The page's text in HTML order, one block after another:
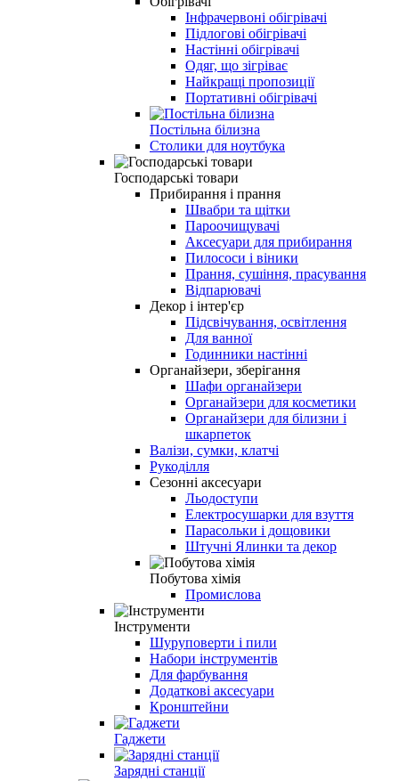
Інфрачервоні обігрівачі
Підлогові обігрівачі
Настінні обігрівачі
Одяг, що зігріває
Найкращі пропозиції
Портативні обігрівачі
Постільна білизна
Столики для ноутбука
Господарські товари
Прибирання і прання
Швабри та щітки
Пароочищувачі
Аксесуари для прибирання
Пилососи і віники
Прання, сушіння, прасування
Відпарювачі
Декор і інтер'єр
Підсвічування, освітлення
Для ванної
Годинники настінні
Органайзери, зберігання
Шафи органайзери
Органайзери для косметики
Органайзери для білизни і
шкарпеток
Валізи, сумки, клатчі
Рукоділля
Сезонні аксесуари
Льодоступи
Електросушарки для взуття
Парасольки і дощовики
Штучні Ялинки та декор
Побутова хімія
Промислова
Інструменти
Шуруповерти і пили
Набори інструментів
Для фарбування
Додаткові аксесуари
Кронштейни
Гаджети
Зарядні станції